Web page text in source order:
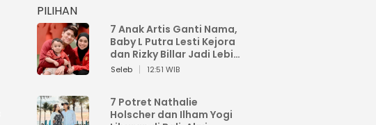
PILIHAN
7 Anak Artis Ganti Nama,
Baby L Putra Lesti Kejora
dan Rizky Billar Jadi Lebih
Bagus
Seleb 12:51 WIB
7 Potret Nathalie
Holscher dan Ilham Yogi